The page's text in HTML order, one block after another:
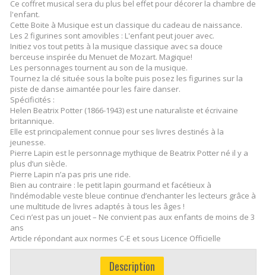
Ce coffret musical sera du plus bel effet pour décorer la chambre de
l'enfant.
Cette Boite à Musique est un classique du cadeau de naissance.
Les 2 figurines sont amovibles : L'enfant peut jouer avec.
Initiez vos tout petits à la musique classique avec sa douce
berceuse inspirée du Menuet de Mozart. Magique!
Les personnages tournent au son de la musique.
Tournez la clé située sous la boîte puis posez les figurines sur la
piste de danse aimantée pour les faire danser.
Spécificités :
Helen Beatrix Potter (1866-1943) est une naturaliste et écrivaine
britannique.
Elle est principalement connue pour ses livres destinés à la
jeunesse.
Pierre Lapin est le personnage mythique de Beatrix Potter né il y a
plus d’un siècle.
Pierre Lapin n’a pas pris une ride.
Bien au contraire : le petit lapin gourmand et facétieux à
l’indémodable veste bleue continue d’enchanter les lecteurs grâce à
une multitude de livres adaptés à tous les âges !
Ceci n’est pas un jouet – Ne convient pas aux enfants de moins de 3
ans
Article répondant aux normes C-E et sous Licence Officielle
Description